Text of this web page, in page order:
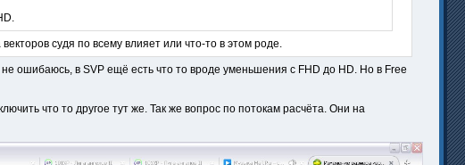
судя по всему влияет или что-то в этом роде.
ошибаюсь, в SVP ещё есть что то вроде уменьшения с FHD до HD. Но в Free
что то другое тут же. Так же вопрос по потокам расчёта. Они на